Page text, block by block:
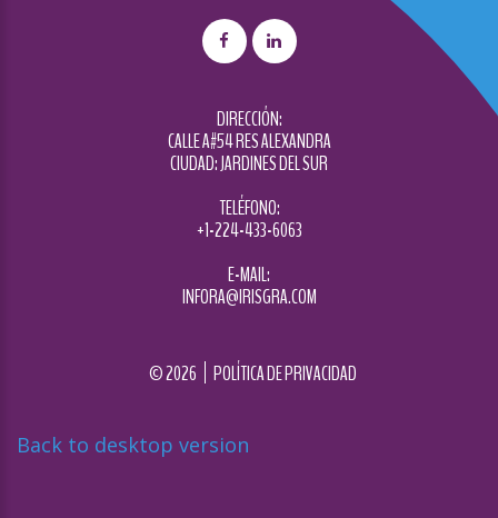
DIRECCIÓN:
CALLE A#54 RES ALEXANDRA
CIUDAD: JARDINES DEL SUR
TELÉFONO:
+1-224-433-6063
E-MAIL:
INFORA@IRISGRA.COM
©2026 POLÍTICA DE PRIVACIDAD
Back to desktop version